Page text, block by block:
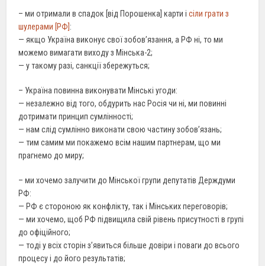
– ми отримали в спадок [від Порошенка] карти ісіли грати з
шулерами [РФ]:
— якщо Україна виконує свої зобов’язання, а РФ ні, то ми
можемо вимагати виходу з Мінська-2;
— у такому разі, санкції збережуться;
– Україна повинна виконувати Мінські угоди:
— незалежно від того, обдурить нас Росія чи ні, ми повинні
дотримати принцип сумлінності;
— нам слід сумлінно виконати свою частину зобов’язань;
— тим самим ми покажемо всім нашим партнерам, що ми
прагнемо до миру;
– ми хочемо залучити до Мінської групи депутатів Держдуми
РФ:
— РФ є стороною як конфлікту, так і Мінських переговорів;
— ми хочемо, щоб РФ підвищила свій рівень присутності в групі
до офіційного;
— тоді у всіх сторін з’явиться більше довіри і поваги до всього
процесу і до його результатів;